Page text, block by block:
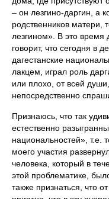
– он лезгино-даргин, а
родственников матери,
лезгином». В это
говорит, что сегодня в
дагестанские
лакцем, играл роль
или плохо, от всей
непосредственно
Признаюсь, что так
естественно
национальностей», т.е.
моего участия
человека, который в
этой проблематике,
также признаться, что